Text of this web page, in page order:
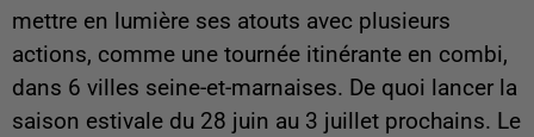
mettre en lumière ses atouts avec plusieurs
actions, comme une tournée itinérante en combi,
dans 6 villes seine-et-marnaises. De quoi lancer la
saison estivale du 28 juin au 3 juillet prochains. Le